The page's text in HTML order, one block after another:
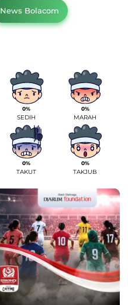
News Bolacom
0%
SEDIH
0%
MARAH
0%
TAKUT
0%
TAKJUB